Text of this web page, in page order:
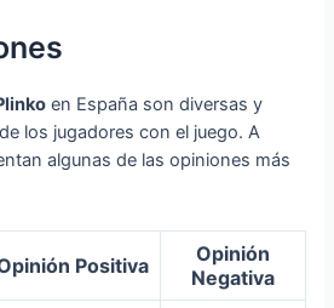
en España son diversas y
los jugadores con el juego. A
algunas de las opiniones más
Positiva
Opinión
Negativa